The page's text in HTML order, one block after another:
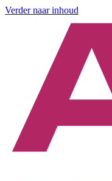
Verder naar inhoud